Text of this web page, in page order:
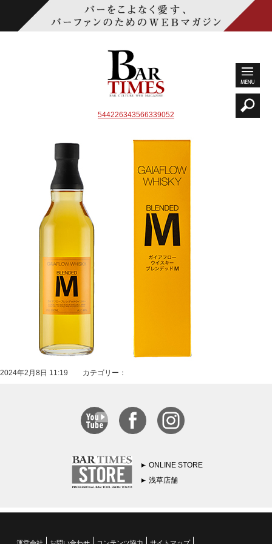
544226343566339052
2024年2月8日 11:19 カテゴリー：
ONLINE STORE
浅草店舗